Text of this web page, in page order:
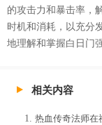
的攻击力和暴击率，
时机和消耗，以充分
地理解和掌握白日门
相关内容
热血传奇法师在